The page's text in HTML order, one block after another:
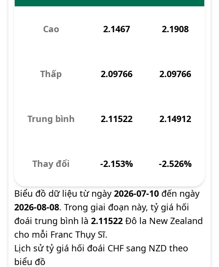
Cao 2.1467 2.1908
Thấp 2.09766 2.09766
Trung bình 2.11522 2.14912
Thay đổi -2.153% -2.526%
Biểu đồ dữ liệu từ ngày 2026-07-10 đến ngày
2026-08-08. Trong giai đoạn này, tỷ giá hối
đoái trung bình là 2.11522 Đô la New Zealand
cho mỗi Franc Thụy Sĩ.
Lịch sử tỷ giá hối đoái CHF sang NZD theo
biểu đồ